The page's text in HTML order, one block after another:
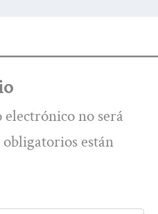
no será
obligatorios están